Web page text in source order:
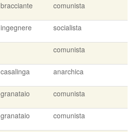
bracciante comunista
ingegnere socialista
comunista
casalinga anarchica
granataio comunista
granataio comunista